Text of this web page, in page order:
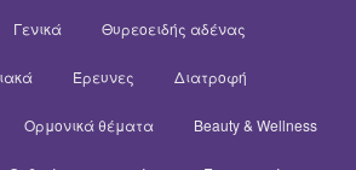
Γενικά Θυρεοειδής αδένας
Έρευνες Διατροφή
Ορμονικά θέματα Beauty & Wellness